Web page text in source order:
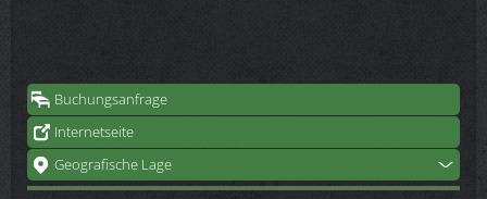
Buchungsanfrage
Internetseite
Geografische Lage